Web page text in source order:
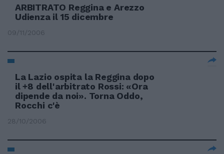
ARBITRATO Reggina e Arezzo
Udienza il 15 dicembre
09/11/2006
La Lazio ospita la Reggina dopo
il +8 dell'arbitrato Rossi: «Ora
dipende da noi». Torna Oddo,
Rocchi c'è
28/10/2006